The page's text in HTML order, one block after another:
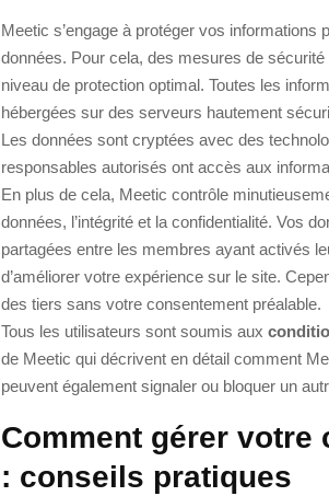
Meetic s’engage à protéger vos
données. Pour cela, des mesures de
niveau de protection optimal. Toutes les
hébergées sur des serveurs hautement
Les données sont cryptées avec des
responsables autorisés ont accès aux
En plus de cela, Meetic contrôle
données, l’intégrité et la confidentialité. Vos
partagées entre les membres ayant activés
d’améliorer votre expérience sur le site.
des tiers sans votre consentement préalable.
Tous les utilisateurs sont soumis aux
de Meetic qui décrivent en détail comment
peuvent également signaler ou bloquer un
Comment gérer
: conseils pratiques